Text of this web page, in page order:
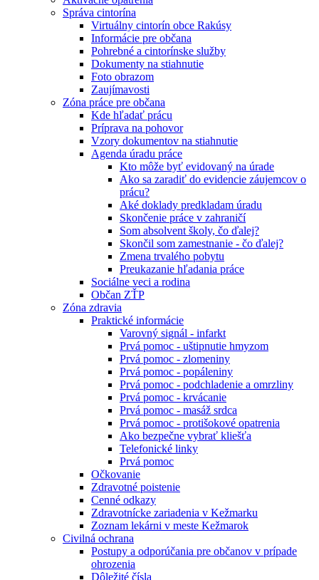
Správa cintorína
Virtuálny cintorín obce Rakúsy
Informácie pre občana
Pohrebné a cintorínske služby
Dokumenty na stiahnutie
Foto obrazom
Zaujímavosti
Zóna práce pre občana
Kde hľadať prácu
Príprava na pohovor
Vzory dokumentov na stiahnutie
Agenda úradu práce
Kto môže byť evidovaný na úrade
Ako sa zaradiť do evidencie záujemcov o
prácu?
Aké doklady predkladam úradu
Skončenie práce v zahraničí
Som absolvent školy, čo ďalej?
Skončil som zamestnanie - čo ďalej?
Zmena trvalého pobytu
Preukazanie hľadania práce
Sociálne veci a rodina
Občan ZŤP
Zóna zdravia
Praktické informácie
Varovný signál - infarkt
Prvá pomoc - uštipnutie hmyzom
Prvá pomoc - zlomeniny
Prvá pomoc - popáleniny
Prvá pomoc - podchladenie a omrzliny
Prvá pomoc - krvácanie
Prvá pomoc - masáž srdca
Prvá pomoc - protišokové opatrenia
Ako bezpečne vybrať kliešťa
Telefonické linky
Prvá pomoc
Očkovanie
Zdravotné poistenie
Cenné odkazy
Zdravotnícke zariadenia v Kežmarku
Zoznam lekárni v meste Kežmarok
Civilná ochrana
Postupy a odporúčania pre občanov v prípade
ohrozenia
Dôležité čísla